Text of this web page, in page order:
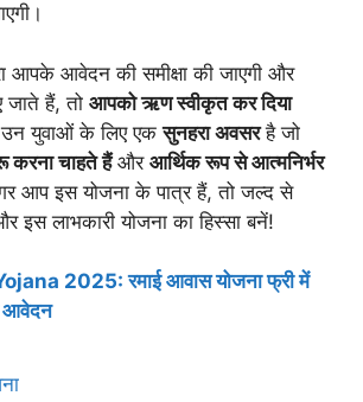
आपके आवेदन की समीक्षा की जाएगी और
जाते हैं, तो आपको ऋण स्वीकृत कर दिया
उन युवाओं के लिए एकसुनहरा अवसरहै जो
करना चाहते हैंऔर आर्थिक रूप से आत्मनिर्भर
आप इस योजना के पात्र हैं, तो जल्द से
लाभकारी योजना का हिस्सा बनें!
2025: रमाई आवास योजना फ्री में
आवेदन